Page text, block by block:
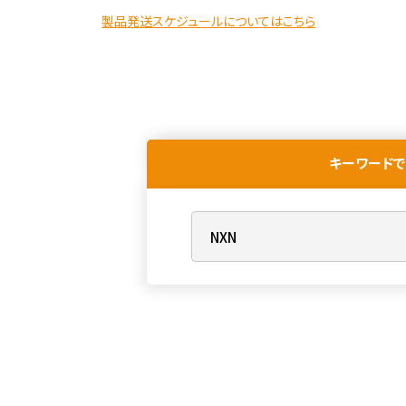
製品発送スケジュールについてはこちら
キーワード